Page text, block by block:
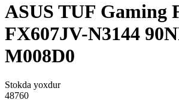
ASUS TUF Gaming
FX607JV-N3144
M008D0
Stokda yoxdur
48760